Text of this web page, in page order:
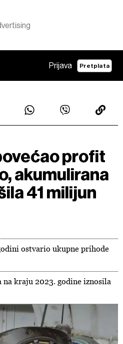
Prijava Pretplata
profit
akumulirana
41 milijun
ostvario ukupne prihode
kraju 2023. godine iznosila